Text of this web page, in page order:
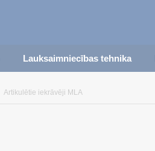
Lauksaimniecības tehnika
Artikulētie iekrāvēji MLA